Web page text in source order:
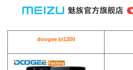
doogee bl1200